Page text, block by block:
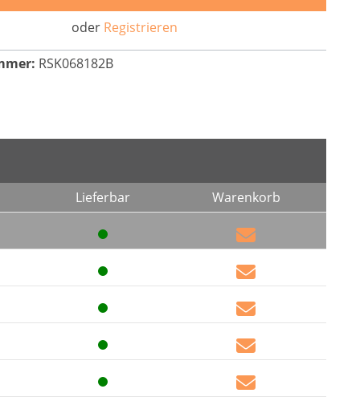
oder Registrieren
RSK068182B
Lieferbar Warenkorb